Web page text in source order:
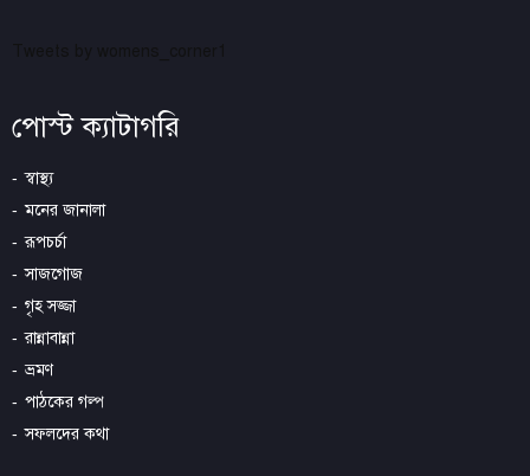
পোস্ট ক্যাটাগরি
স্বাস্থ্য
মনের জানালা
রূপচর্চা
সাজগোজ
গৃহ সজ্জা
রান্নাবান্না
ভ্রমণ
পাঠকের গল্প
সফলদের কথা